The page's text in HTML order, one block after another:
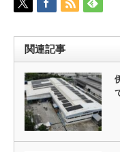
関連記事